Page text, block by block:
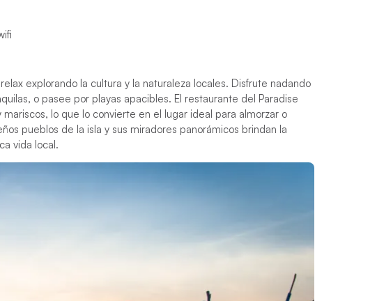
explorando la cultura y la naturaleza locales. Disfrute nadando
o pasee por playas apacibles. El restaurante del Paradise
lo que lo convierte en el lugar ideal para almorzar o
pueblos de la isla y sus miradores panorámicos brindan la
vida local.